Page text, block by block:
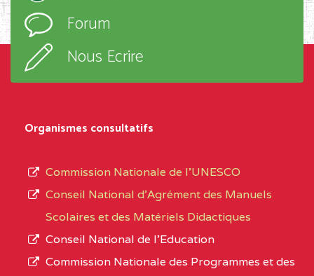
NORD
MERI
EXTREME-
NORD
CETIC DE LOULOU
0CN1TEFD101094115
d’enseignement,
type
Forum
Nous Ecrire
Organismes consultatifs
Commission Nationale de l’UNESCO
Conseil National d’Agrément des Manuels
Scolaires et des Matériels Didactiques
Conseil National de l’Education
Commission Nationale des Programmes et des